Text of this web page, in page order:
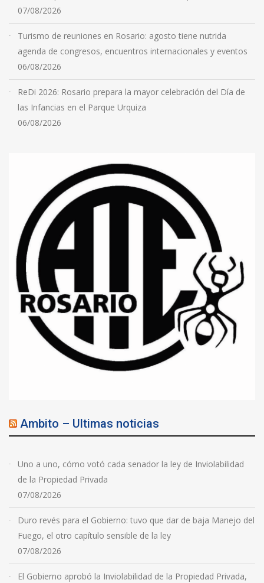
07/08/2026
Turismo de reuniones en Rosario: agosto tiene nutrida
agenda de congresos, encuentros internacionales y eventos
06/08/2026
ReDi 2026: Rosario prepara la mayor celebración del Día de
las Infancias en el Parque Urquiza
06/08/2026
Ambito – Ultimas noticias
Uno a uno, cómo votó cada senador la ley de Inviolabilidad
de la Propiedad Privada
07/08/2026
Duro revés para el Gobierno: tuvo que dar de baja Manejo del
Fuego, el otro capítulo sensible de la ley
07/08/2026
El Gobierno aprobó la Inviolabilidad de la Propiedad Privada,